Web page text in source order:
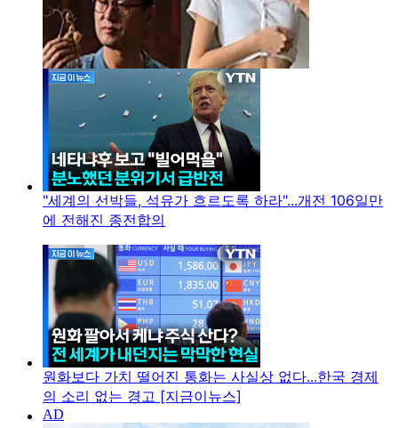
"세계의 선박들, 석유가 흐르도록 하라"...개전 106일만
에 전해진 종전합의
원화보다 가치 떨어진 통화는 사실상 없다...한국 경제
의 소리 없는 경고 [지금이뉴스]